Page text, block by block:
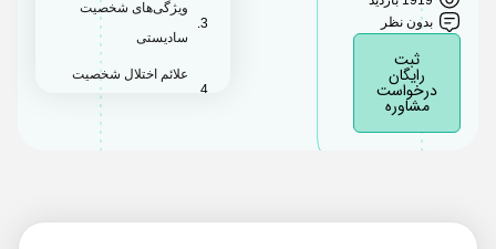
بدون نظر
رایگان
درخواست
مشاوره
ویژگی‌های شخصیت
سادیستی
علائم اختلال شخصیت